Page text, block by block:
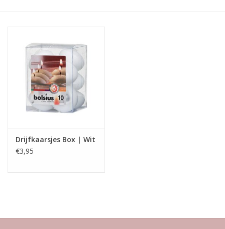
Kaarsen accessoires
Relatiegeschenken & Bedankjes
Huisparfums
SaleDrijfkaarsjes Box | Wit
€3,95